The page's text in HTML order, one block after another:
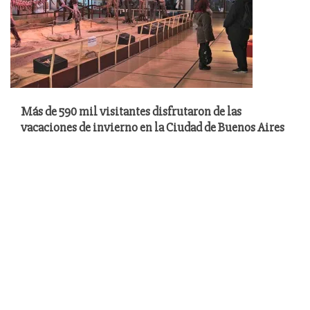
Más de 590 mil visitantes disfrutaron de las
vacaciones de invierno en la Ciudad de Buenos Aires